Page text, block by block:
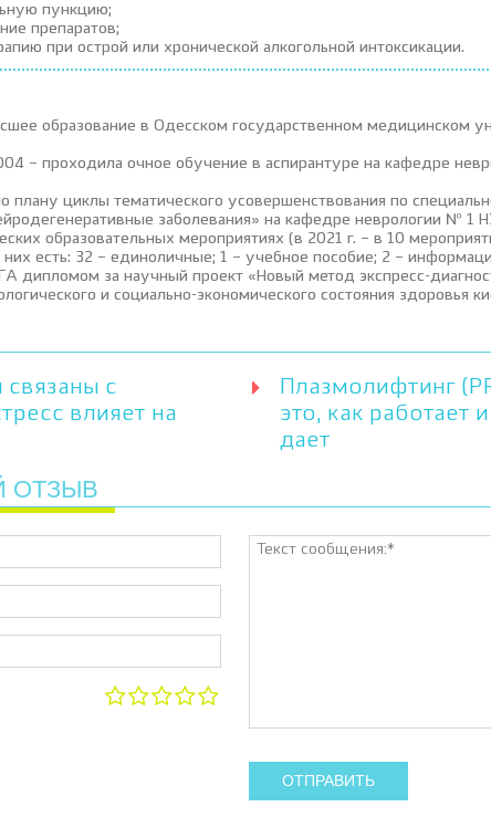
пункцию;
препаратов;
при острой или хронической алкогольной интоксикации.
образование в Одесском государственном медицинском
– проходила очное обучение в аспирантуре на кафедре
плану циклы тематического усовершенствования по
заболевания» на кафедре неврологии № 1
образовательных мероприятиях (в 2021 г. – в 10
есть: 32 – единоличные; 1 – учебное пособие; 2 –
дипломом за научный проект «Новый метод экспресс-
и социально-экономического состояния здоровья
связаны с
влияет на
Плазмолифтинг
это, как работает
дает
ОТЗЫВ
ОТПРАВИТЬ